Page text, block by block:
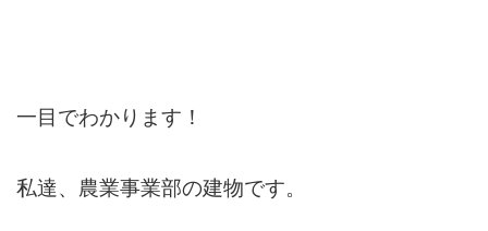
一目でわかります！
私達、農業事業部の建物です。